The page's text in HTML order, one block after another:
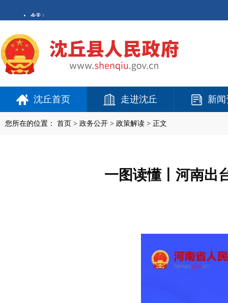
沈丘首页 走进沈丘 新
您所在的位置： 首页 > 政务公开 > 政策解读 > 正文
一图读懂丨河南出